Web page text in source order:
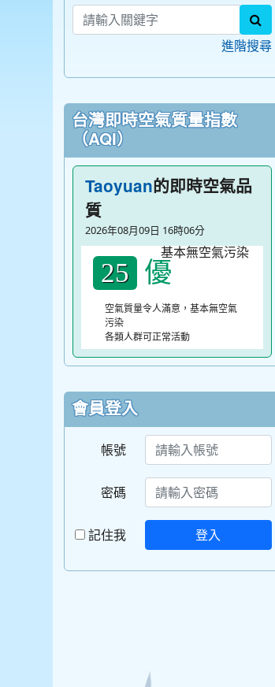
進階搜尋
台灣即時空氣質量指數
（AQI）
Taoyuan的即時空氣品
質
2026年08月09日 16時06分
25 優
空氣質量令人滿意，基本無空氣
污染
各類人群可正常活動
會員登入
帳號
密碼
記住我 登入